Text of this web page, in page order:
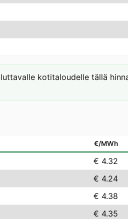
kotitaloudelle tällä
€/MWh
€ 4.32
€ 4.24
€ 4.38
€ 4.35